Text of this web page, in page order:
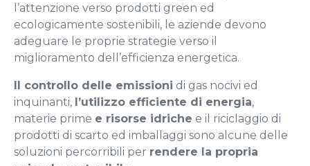
l’attenzione verso prodotti green ed
ecologicamente sostenibili, le aziende devono
adeguare le proprie strategie verso il
miglioramento dell’efficienza energetica.
Il controllo delle emissioni di gas nocivi ed
inquinanti, l’utilizzo efficiente di energia,
materie prime e risorse idriche e il riciclaggio di
prodotti di scarto ed imballaggi sono alcune delle
soluzioni percorribili per rendere la propria